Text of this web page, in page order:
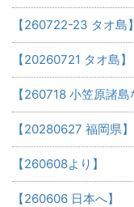
【260722-23 タオ島】
【20260721 タオ島】
【260718 小笠原諸島
【20280627 福岡県】
【260608より】
【260606 日本へ】